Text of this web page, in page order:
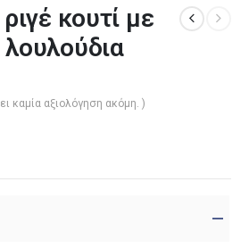
κουτί με
καμία αξιολόγηση ακόμη. )